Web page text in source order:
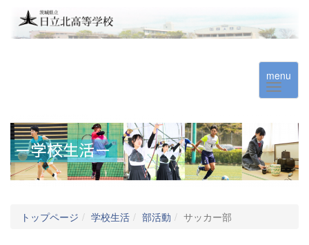
menu
トップページ 学校生活 部活動 サッカー部